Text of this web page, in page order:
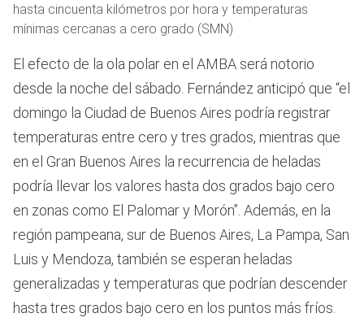
hasta cincuenta kilómetros por hora y temperaturas
mínimas cercanas a cero grado (SMN)
El efecto de la ola polar en el AMBA será notorio
desde la noche del sábado. Fernández anticipó que “el
domingo la Ciudad de Buenos Aires podría registrar
temperaturas entre cero y tres grados, mientras que
en el Gran Buenos Aires la recurrencia de heladas
podría llevar los valores hasta dos grados bajo cero
en zonas como El Palomar y Morón”. Además, en la
región pampeana, sur de Buenos Aires, La Pampa, San
Luis y Mendoza, también se esperan heladas
generalizadas y temperaturas que podrían descender
hasta tres grados bajo cero en los puntos más fríos.